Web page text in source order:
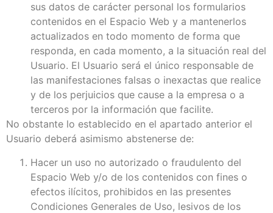
sus datos de carácter personal los formularios
contenidos en el Espacio Web y a mantenerlos
actualizados en todo momento de forma que
responda, en cada momento, a la situación real del
Usuario. El Usuario será el único responsable de
las manifestaciones falsas o inexactas que realice
y de los perjuicios que cause a la empresa o a
terceros por la información que facilite.
No obstante lo establecido en el apartado anterior el
Usuario deberá asimismo abstenerse de:
Hacer un uso no autorizado o fraudulento del
Espacio Web y/o de los contenidos con fines o
efectos ilícitos, prohibidos en las presentes
Condiciones Generales de Uso, lesivos de los